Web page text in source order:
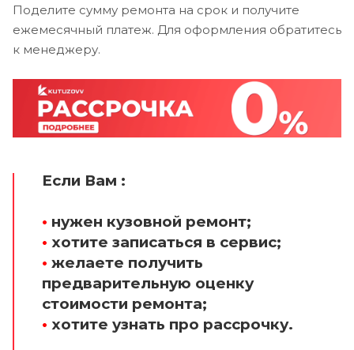
Поделите сумму ремонта на срок и получите
ежемесячный платеж. Для оформления обратитесь
к менеджеру.
Если Вам :
• нужен кузовной ремонт;
• хотите записаться в сервис;
• желаете получить
предварительную оценку
стоимости ремонта;
• хотите узнать про рассрочку.